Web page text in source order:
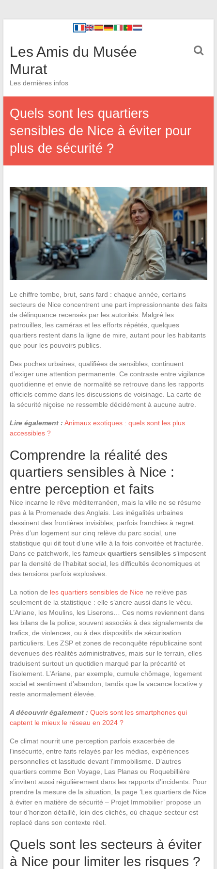
Les Amis du Musée
Murat
Les dernières infos
Quels sont les quartiers
sensibles de Nice à éviter pour
plus de sécurité ?
Le chiffre tombe, brut, sans fard : chaque année, certains
secteurs de Nice concentrent une part impressionnante des faits
de délinquance recensés par les autorités. Malgré les
patrouilles, les caméras et les efforts répétés, quelques
quartiers restent dans la ligne de mire, autant pour les habitants
que pour les pouvoirs publics.
Des poches urbaines, qualifiées de sensibles, continuent
d’exiger une attention permanente. Ce contraste entre vigilance
quotidienne et envie de normalité se retrouve dans les rapports
officiels comme dans les discussions de voisinage. La carte de
la sécurité niçoise ne ressemble décidément à aucune autre.
Lire également : Animaux exotiques : quels sont les plus
accessibles ?
Comprendre la réalité des
quartiers sensibles à Nice :
entre perception et faits
Nice incarne le rêve méditerranéen, mais la ville ne se résume
pas à la Promenade des Anglais. Les inégalités urbaines
dessinent des frontières invisibles, parfois franchies à regret.
Près d’un logement sur cinq relève du parc social, une
statistique qui dit tout d’une ville à la fois convoitée et fracturée.
Dans ce patchwork, les fameux quartiers sensibles s’imposent
par la densité de l’habitat social, les difficultés économiques et
des tensions parfois explosives.
La notion de les quartiers sensibles de Nice ne relève pas
seulement de la statistique : elle s’ancre aussi dans le vécu.
L’Ariane, les Moulins, les Liserons… Ces noms reviennent dans
les bilans de la police, souvent associés à des signalements de
trafics, de violences, ou à des dispositifs de sécurisation
particuliers. Les ZSP et zones de reconquête républicaine sont
devenues des réalités administratives, mais sur le terrain, elles
traduisent surtout un quotidien marqué par la précarité et
l’isolement. L’Ariane, par exemple, cumule chômage, logement
social et sentiment d’abandon, tandis que la vacance locative y
reste anormalement élevée.
A découvrir également : Quels sont les smartphones qui
captent le mieux le réseau en 2024 ?
Ce climat nourrit une perception parfois exacerbée de
l’insécurité, entre faits relayés par les médias, expériences
personnelles et lassitude devant l’immobilisme. D’autres
quartiers comme Bon Voyage, Las Planas ou Roquebillière
s’invitent aussi régulièrement dans les rapports d’incidents. Pour
prendre la mesure de la situation, la page ‘Les quartiers de Nice
à éviter en matière de sécurité – Projet Immobilier’ propose un
tour d’horizon détaillé, loin des clichés, où chaque secteur est
replacé dans son contexte réel.
Quels sont les secteurs à éviter
à Nice pour limiter les risques ?